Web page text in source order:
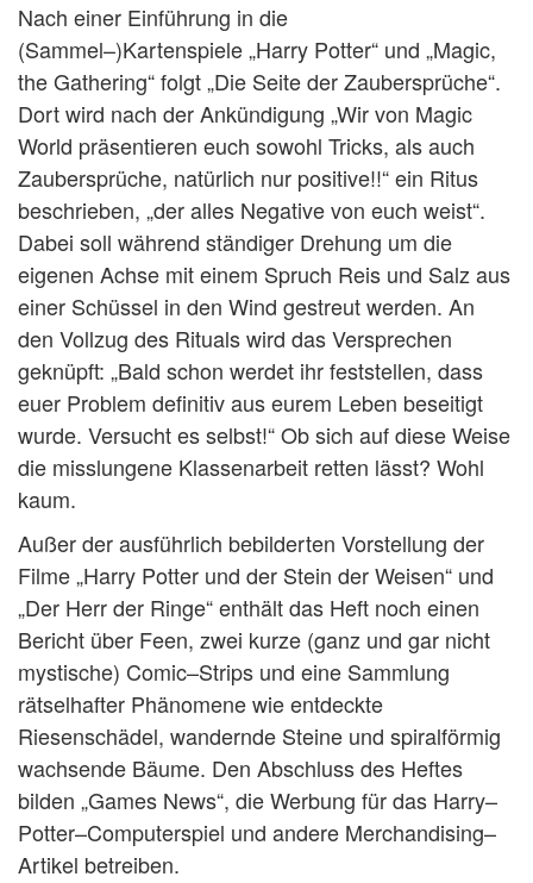
Nach einer Einführung in die
(Sammel–)Kartenspiele „Harry Potter“ und „Magic,
the Gathering“ folgt „Die Seite der Zaubersprüche“.
Dort wird nach der Ankündigung „Wir von Magic
World präsentieren euch sowohl Tricks, als auch
Zaubersprüche, natürlich nur positive!!“ ein Ritus
beschrieben, „der alles Negative von euch weist“.
Dabei soll während ständiger Drehung um die
eigenen Achse mit einem Spruch Reis und Salz aus
einer Schüssel in den Wind gestreut werden. An
den Vollzug des Rituals wird das Versprechen
geknüpft: „Bald schon werdet ihr feststellen, dass
euer Problem definitiv aus eurem Leben beseitigt
wurde. Versucht es selbst!“ Ob sich auf diese Weise
die misslungene Klassenarbeit retten lässt? Wohl
kaum.
Außer der ausführlich bebilderten Vorstellung der
Filme „Harry Potter und der Stein der Weisen“ und
„Der Herr der Ringe“ enthält das Heft noch einen
Bericht über Feen, zwei kurze (ganz und gar nicht
mystische) Comic–Strips und eine Sammlung
rätselhafter Phänomene wie entdeckte
Riesenschädel, wandernde Steine und spiralförmig
wachsende Bäume. Den Abschluss des Heftes
bilden „Games News“, die Werbung für das Harry–
Potter–Computerspiel und andere Merchandising–
Artikel betreiben.